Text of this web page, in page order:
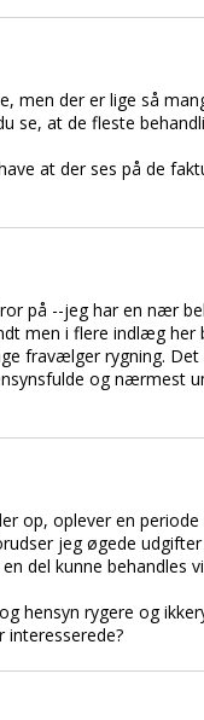
men der er lige så
se, at de fleste
at der ses på de
på --jeg har en nær
men i flere indlæg
fravælger rygning.
og nærmest
op, oplever en
jeg øgede
del kunne
hensyn rygere og
interesserede?